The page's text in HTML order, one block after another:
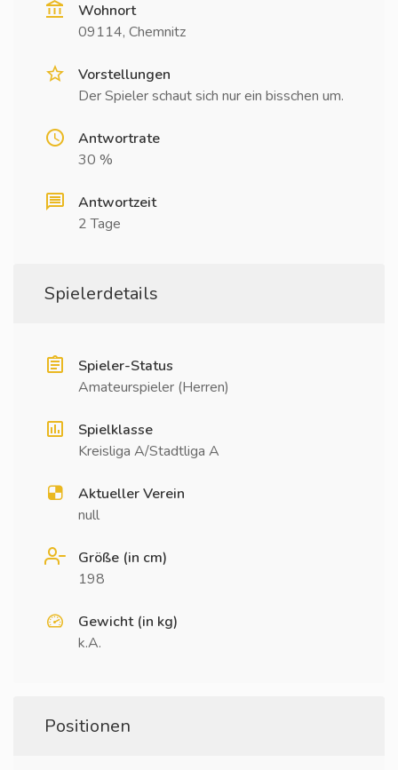
Wohnort
09114, Chemnitz
Vorstellungen
Der Spieler schaut sich nur ein bisschen um.
Antwortrate
30 %
Antwortzeit
2 Tage
Spielerdetails
Spieler-Status
Amateurspieler (Herren)
Spielklasse
Kreisliga A/Stadtliga A
Aktueller Verein
null
Größe (in cm)
198
Gewicht (in kg)
k.A.
Positionen